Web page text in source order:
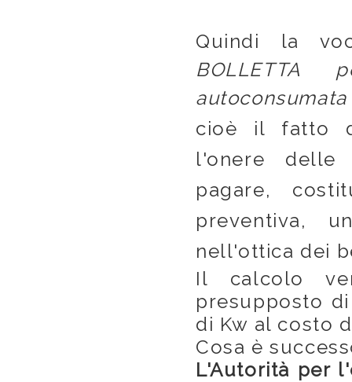
Quindi la
cioè il fatto
l'onere delle
pagare,
preventiva,
nell'ottica dei
Il calcolo
presupposto
di Kw al costo
Cosa è
L'Autorità per